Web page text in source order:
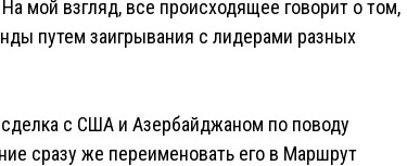
мой взгляд, все происходящее говорит о том,
путем заигрывания с лидерами разных
с США и Азербайджаном по поводу
сразу же переименовать его в Маршрут